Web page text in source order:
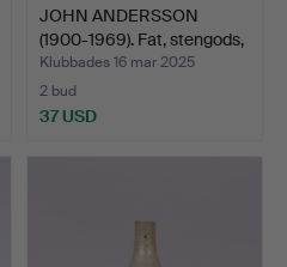
JOHN ANDERSSON
(1900-1969). Fat, stengods,
…
Klubbades 16 mar 2025
2 bud
37 USD